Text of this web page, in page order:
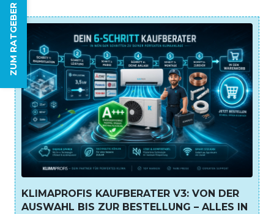
ZUM RATGEBER
KLIMAPROFIS KAUFBERATER V3: VON DER
AUSWAHL BIS ZUR BESTELLUNG – ALLES IN